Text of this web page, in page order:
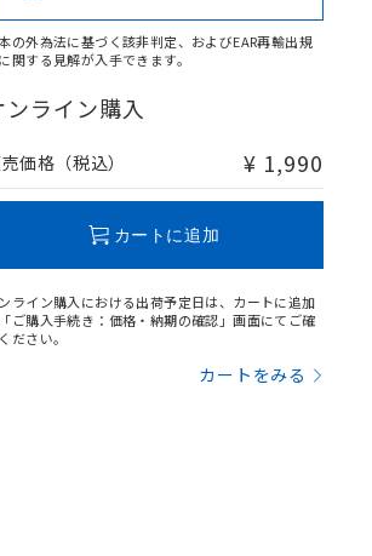
の外為法に基づく該非判定、およびEAR再輸出規
関する見解が入手できます。
ンライン購入
価格（税込） ¥ 1,990
カートに追加
ライン購入における出荷予定日は、カートに追加
ご購入手続き：価格・納期の確認」画面にてご確
ださい。
カートをみる